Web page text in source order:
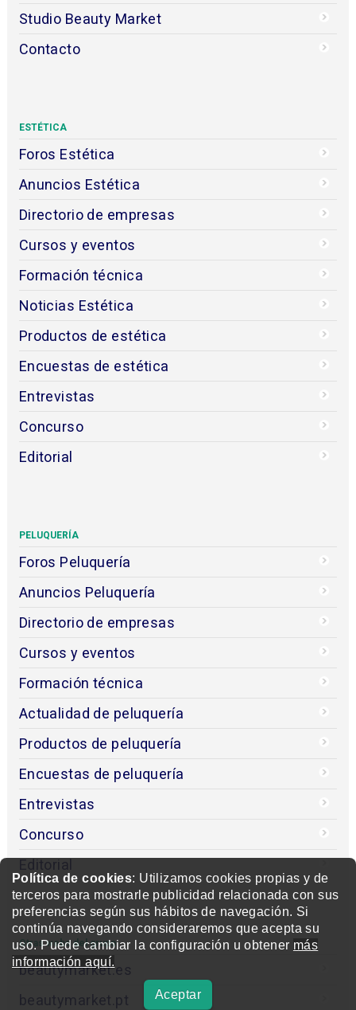
Política de cookies: Utilizamos cookies propias y de
terceros para mostrarle publicidad relacionada con sus
preferencias según sus hábitos de navegación. Si
continúa navegando consideraremos que acepta su
uso. Puede cambiar la configuración u obtener más
información aquí.
Aceptar
Studio Beauty Market
Contacto
ESTÉTICA
Foros Estética
Anuncios Estética
Directorio de empresas
Cursos y eventos
Formación técnica
Noticias Estética
Productos de estética
Encuestas de estética
Entrevistas
Concurso
Editorial
PELUQUERÍA
Foros Peluquería
Anuncios Peluquería
Directorio de empresas
Cursos y eventos
Formación técnica
Actualidad de peluquería
Productos de peluquería
Encuestas de peluquería
Entrevistas
Concurso
Editorial
Otras webs del grupo
beautymarket.es
beautymarket.pt